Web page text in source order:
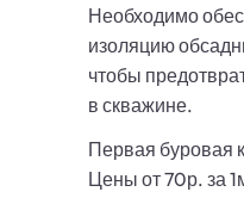
Необходимо
изоляцию
чтобы
в скважине.
Первая буровая
Цены от 70р. за